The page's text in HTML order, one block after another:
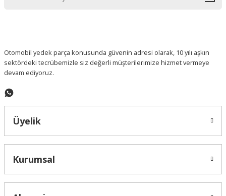
Otomobil yedek parça konusunda güvenin adresi olarak, 10 yılı aşkın
sektördeki tecrübemizle siz değerli müşterilerimize hizmet vermeye
devam ediyoruz.
Üyelik
Kurumsal